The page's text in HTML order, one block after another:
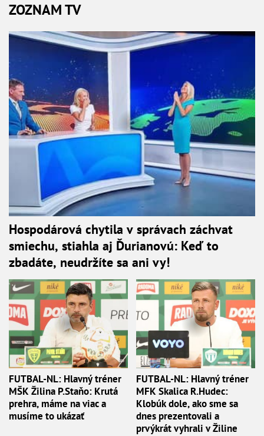
ZOZNAM TV
Hospodárová chytila v správach záchvat
smiechu, stiahla aj Ďurianovú: Keď to
zbadáte, neudržíte sa ani vy!
FUTBAL-NL: Hlavný tréner
MŠK Žilina P.Staňo: Krutá
prehra, máme na viac a
musíme to ukázať
FUTBAL-NL: Hlavný tréner
MFK Skalica R.Hudec:
Klobúk dole, ako sme sa
dnes prezentovali a
prvýkrát vyhrali v Žiline